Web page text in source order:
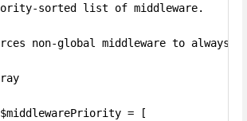
sorted list of middleware.
non-global middleware to always
= [